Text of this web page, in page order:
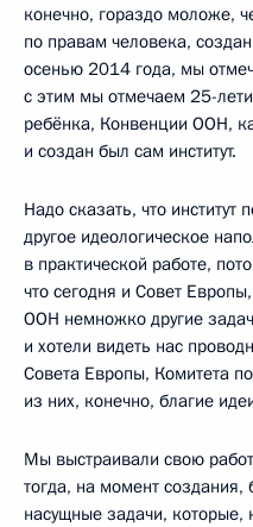
конечно, гораздо моложе,
по правам человека,
осенью 2014 года, мы
с этим мы отмечаем 25-
ребёнка, Конвенции ООН,
и создан был сам институт.
Надо сказать, что институт
другое идеологическое
в практической работе,
что сегодня и Совет
ООН немножко другие
и хотели видеть нас
Совета Европы, Комитета
из них, конечно, благие
Мы выстраивали свою
тогда, на момент
насущные задачи,